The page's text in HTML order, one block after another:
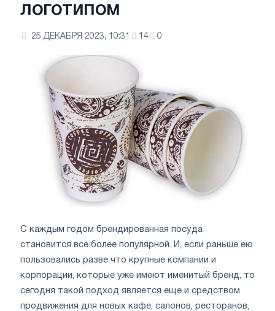
логотипом
25 ДЕКАБРЯ 2023, 10:31 14 0
С каждым годом брендированная посуда
становится все более популярной. И, если раньше ею
пользовались разве что крупные компании и
корпорации, которые уже имеют именитый бренд, то
сегодня такой подход является еще и средством
продвижения для новых кафе, салонов, ресторанов,